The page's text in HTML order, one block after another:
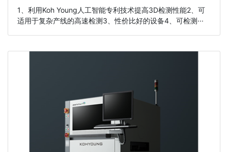
1、利用Koh Young人工智能专利技术提高3D检测性能2、可
适用于复杂产线的高速检测3、性价比好的设备4、可检测···